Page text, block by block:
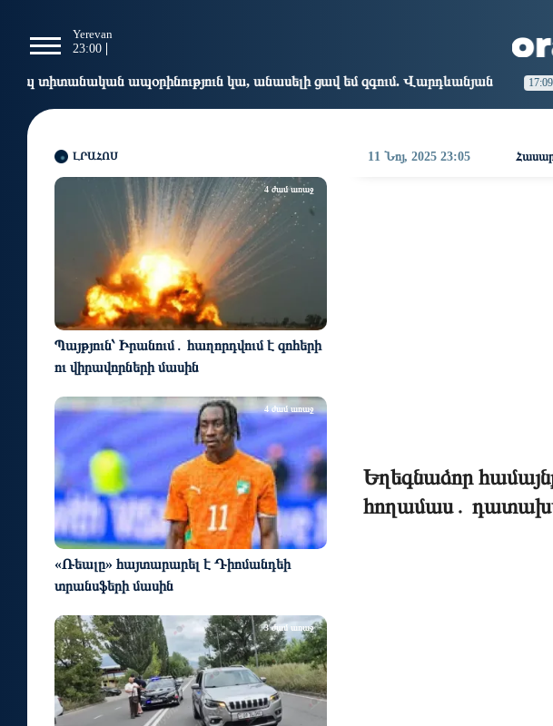
Yerevan
23:00
Los
12:00
կա, անասելի ցավ եմ զգում. Վարդևանյան 17:09 Նարեկ
ԼՐԱՀՈՍ
Պայթյուն՝ Իրանում․ հաղորդվում է զոհերի
ու վիրավորների մասին
4 ժամ առաջ
«Ռեալը» հայտարարել է Դիոմանդեի
տրանսֆերի մասին
4 ժամ առաջ
3 ժամ առաջ
11 Նոյ, 2025 23:05
Եղեգնաձոր
հողամաս․